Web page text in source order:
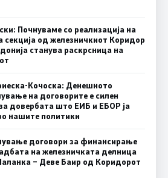
Почнуваме со реализација на
секција од железничкиот Коридор
станува раскрсница на
Кочоска: Денешното
на договорите е силен
довербата што ЕИБ и ЕБОР ја
нашите политики
договори за финансирање
на железничката делница
– Деве Баир од Коридорот